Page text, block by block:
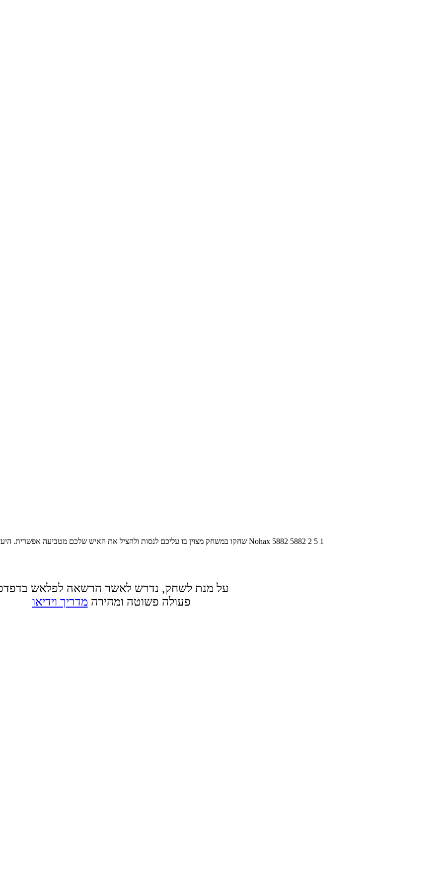
שחקו במשחק מצוין בו עליכם לנסות ולהציל את האיש שלכם מטביעה אפשרית. Nohax 5882 5882 2 5 1
על מנת לשחק, נדרש לאשר הרשאה לפלאש
פעולה פשוטה ומהירה מדריך וידיאו